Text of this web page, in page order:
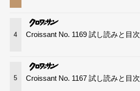
4 Croissant No. 1169 試し読みと目次
5 Croissant No. 1167 試し読みと目次